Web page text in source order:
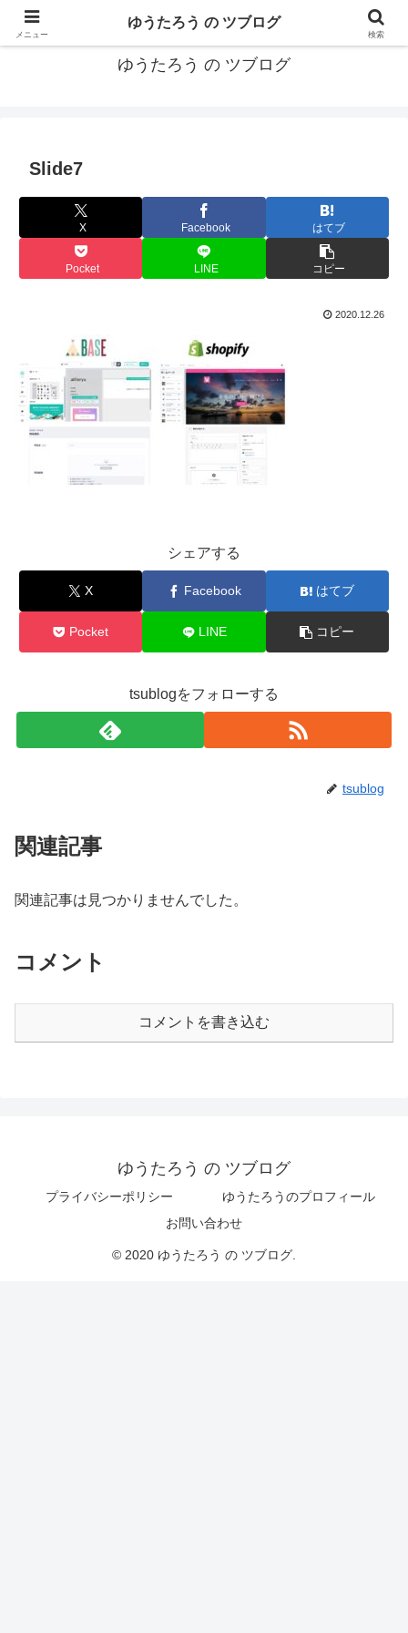
カリフォルニアMBA卒40代がMBA・キャリアとEコマースについて発信
ゆうたろう の ツブログ
Slide7
X Facebook はてブ
Pocket LINE コピー
2020.12.26
シェアする
X Facebook はてブ
Pocket LINE コピー
tsublogをフォローする
tsublog
関連記事
関連記事は見つかりませんでした。
コメント
コメントを書き込む
ゆうたろう の ツブログ
プライバシーポリシー
ゆうたろうのプロフィール
お問い合わせ
© 2020 ゆうたろう の ツブログ.
メニュー
ゆうたろう の ツブログ
検索